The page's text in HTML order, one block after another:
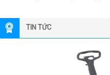
TIN TỨC